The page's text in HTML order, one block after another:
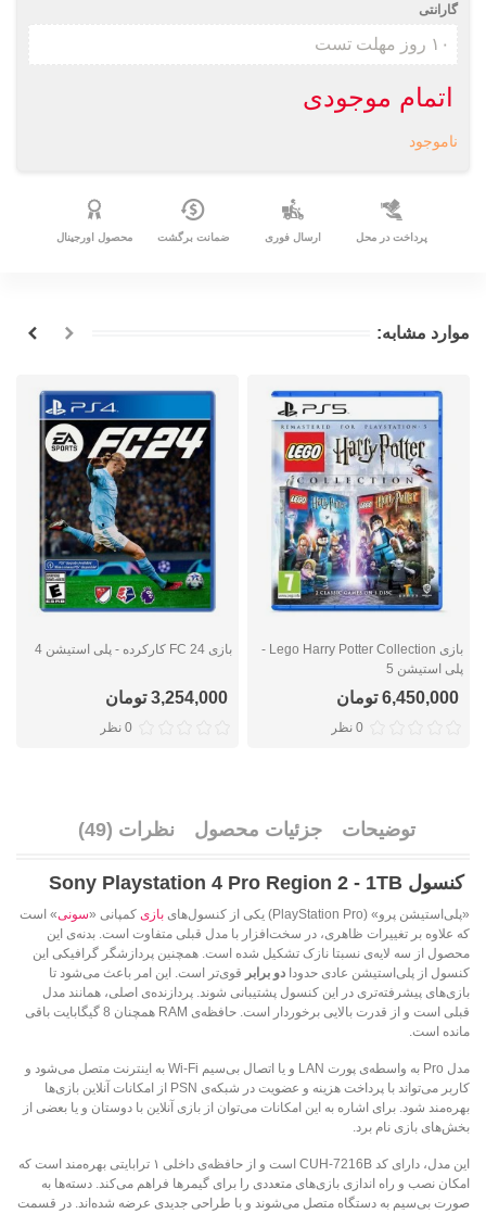
گارانتی
اتمام موجودی
ناموجود
پرداخت در محل ارسال فوری ضمانت برگشت محصول اورجینال
موارد مشابه:
بازی Lego Harry Potter Collection -
پلی استیشن 5
6,450,000 تومان
0 نظر
بازی FC 24 کارکرده - پلی استیشن 4
3,254,000 تومان
0 نظر
توضیحات جزئیات محصول نظرات (49)
کنسول Sony Playstation 4 Pro Region 2 - 1TB
«پلی‌استیشن پرو» (PlayStation Pro) یکی از کنسول‌های بازی کمپانی «سونی» است
که علاوه بر تغییرات ظاهری، در سخت‌افزار با مدل‌ قبلی متفاوت است. بدنه‌ی این
محصول از سه لایه‌ی نسبتا نازک تشکیل شده است. همچنین پردازشگر گرافیکی این
کنسول از پلی‌استیشن عادی حدودا دو برابر قوی‌تر است. این امر باعث می‌شود تا
بازی‌های پیشرفته‌تری در این کنسول پشتیبانی شوند. پردازنده‌ی اصلی، همانند مدل
قبلی است و از قدرت بالایی برخوردار است. حافظه‌ی RAM همچنان 8 گیگابایت باقی
مانده است.
مدل Pro به واسطه‌ی پورت LAN و یا اتصال بی‌سیم Wi-Fi به اینترنت متصل می‌شود و
کاربر می‌تواند با پرداخت هزینه و عضویت در شبکه‌ی PSN از امکانات آنلاین بازی‌ها
بهره‌مند شود. برای اشاره به این امکانات می‌توان از بازی آنلاین با دوستان و یا بعضی از
بخش‌های بازی نام برد.
این مدل، دارای کد‌ CUH-7216 B
است و از حافظه‌ی داخلی ۱ ترابایتی بهره‌مند است که
امکان نصب و راه اندازی بازی‌های متعددی را برای گیمرها فراهم می‌کند. دسته‌ها به
صورت بی‌سیم به دستگاه متصل می‌شوند و با طراحی جدیدی عرضه شده‌اند. در قسمت